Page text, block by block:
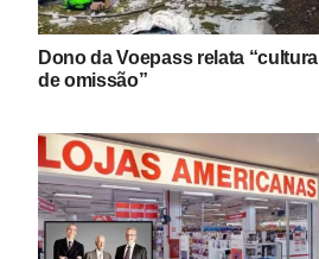
Dono da Voepass relata “cultura
de omissão”